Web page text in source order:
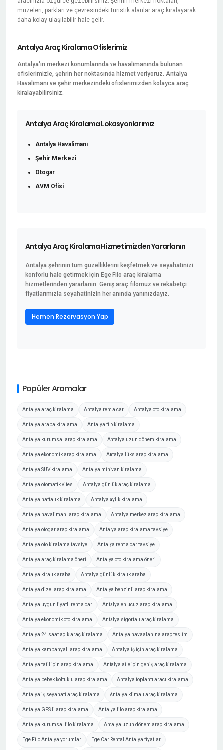
müzeleri, parkları ve çevresindeki turistik alanlar araç kiralayarak
daha kolay ulaşılabilir hale gelir.
Antalya Araç Kiralama Ofislerimiz
Antalya'in merkezi konumlarında ve havalimanında bulunan
ofislerimizle, şehrin her noktasında hizmet veriyoruz. Antalya
Havalimanı ve şehir merkezindeki ofislerimizden kolayca araç
kiralayabilirsiniz.
Antalya Araç Kiralama Lokasyonlarımız
Antalya Havalimanı
Şehir Merkezi
Otogar
AVM Ofisi
Antalya Araç Kiralama Hizmetimizden Yararlanın
Antalya şehrinin tüm güzelliklerini keşfetmek ve seyahatinizi
konforlu hale getirmek için Ege Filo araç kiralama
hizmetlerinden yararlanın. Geniş araç filomuz ve rekabetçi
fiyatlarımızla seyahatinizin her anında yanınızdayız.
Hemen Rezervasyon Yap
Popüler Aramalar
Antalya araç kiralama Antalya rent a car Antalya oto kiralama
Antalya araba kiralama Antalya filo kiralama
Antalya kurumsal araç kiralama Antalya uzun dönem kiralama
Antalya ekonomik araç kiralama Antalya lüks araç kiralama
Antalya SUV kiralama Antalya minivan kiralama
Antalya otomatik vites Antalya günlük araç kiralama
Antalya haftalık kiralama Antalya aylık kiralama
Antalya havalimanı araç kiralama Antalya merkez araç kiralama
Antalya otogar araç kiralama Antalya araç kiralama tavsiye
Antalya oto kiralama tavsiye Antalya rent a car tavsiye
Antalya araç kiralama öneri Antalya oto kiralama öneri
Antalya kiralık araba Antalya günlük kiralık araba
Antalya dizel araç kiralama Antalya benzinli araç kiralama
Antalya uygun fiyatlı rent a car Antalya en ucuz araç kiralama
Antalya ekonomik oto kiralama Antalya sigortalı araç kiralama
Antalya 24 saat açık araç kiralama Antalya havaalanına araç teslim
Antalya kampanyalı araç kiralama Antalya iş için araç kiralama
Antalya tatil için araç kiralama Antalya aile için geniş araç kiralama
Antalya bebek koltuklu araç kiralama Antalya toplantı aracı kiralama
Antalya iş seyahati araç kiralama Antalya klimalı araç kiralama
Antalya GPS'li araç kiralama Antalya filo araç kiralama
Antalya kurumsal filo kiralama Antalya uzun dönem araç kiralama
Ege Filo Antalya yorumlar Ege Car Rental Antalya fiyatlar